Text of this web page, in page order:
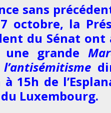
sans
octobre, la
du Sénat ont
grande
15h de
Luxembourg.